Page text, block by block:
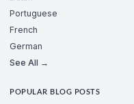
Portuguese
French
German
See All →
POPULAR BLOG POSTS